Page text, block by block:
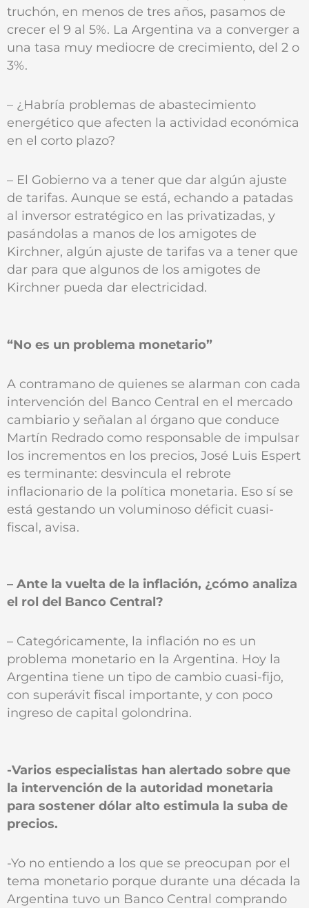
truchón, en menos de tres años, pasamos de
crecer el 9 al 5%. La Argentina va a converger a
una tasa muy mediocre de crecimiento, del 2 o
3%.
– ¿Habría problemas de abastecimiento
energético que afecten la actividad económica
en el corto plazo?
– El Gobierno va a tener que dar algún ajuste
de tarifas. Aunque se está‚ echando a patadas
al inversor estratégico en las privatizadas, y
pasándolas a manos de los amigotes de
Kirchner, algún ajuste de tarifas va a tener que
dar para que algunos de los amigotes de
Kirchner pueda dar electricidad.
“No es un problema monetario”
A contramano de quienes se alarman con cada
intervención del Banco Central en el mercado
cambiario y señalan al órgano que conduce
Martín Redrado como responsable de impulsar
los incrementos en los precios, José Luis Espert
es terminante: desvincula el rebrote
inflacionario de la política monetaria. Eso sí se
está gestando un voluminoso déficit cuasi-
fiscal, avisa.
– Ante la vuelta de la inflación, ¿cómo analiza
el rol del Banco Central?
– Categóricamente, la inflación no es un
problema monetario en la Argentina. Hoy la
Argentina tiene un tipo de cambio cuasi-fijo,
con superávit fiscal importante, y con poco
ingreso de capital golondrina.
-Varios especialistas han alertado sobre que
la intervención de la autoridad monetaria
para sostener dólar alto estimula la suba de
precios.
-Yo no entiendo a los que se preocupan por el
tema monetario porque durante una década la
Argentina tuvo un Banco Central comprando